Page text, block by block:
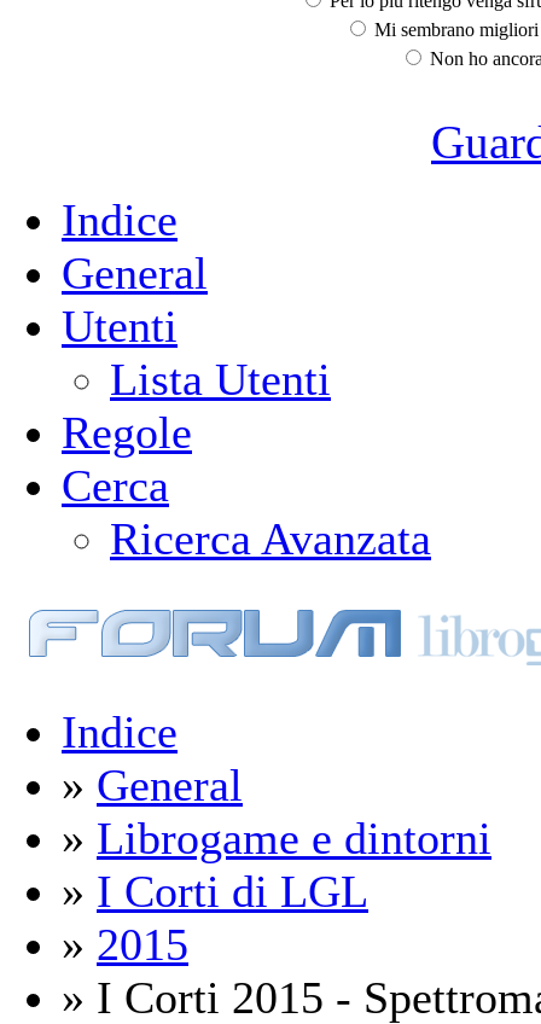
Mi sembrano
Non ho
Indice
General
Utenti
Lista Utenti
Regole
Cerca
Ricerca Avanzata
Indice
» General
» Librogame e dintorni
» I Corti di LGL
» 2015
» I Corti 2015 -